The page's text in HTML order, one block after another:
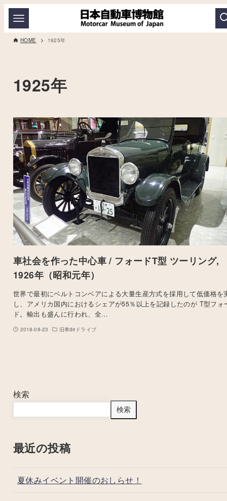
HOME 1925年
1925年
車社会を作った中心車 / フォードT型 ツーリング,
1926年（昭和元年）
世界で最初にベルトコンベアによる大量生産方式を採用して低価格を
し、アメリカ国内におけるシェアが55％以上を記録したのが T型フォ
ド。輸出も盛んに行われ、全…
2018-08-23 旧車deドライブ
検索
検索
最近の投稿
夏休みイベント開催のおしらせ！